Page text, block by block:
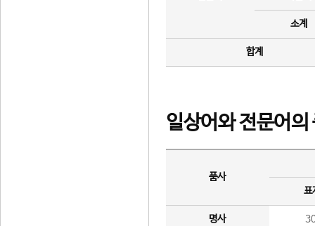
소계
합계
일상어와 전문어의
품사
표
명사